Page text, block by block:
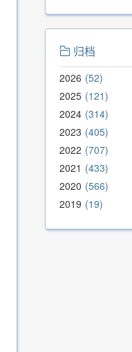
归档
2026 52
2025 121
2024 314
2023 405
2022 707
2021
433
2020 566
2019 19